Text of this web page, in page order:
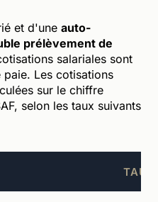
et d'une auto-
prélèvement de
salariales sont
Les cotisations
sur le chiffre
selon les taux suivants
TAUX